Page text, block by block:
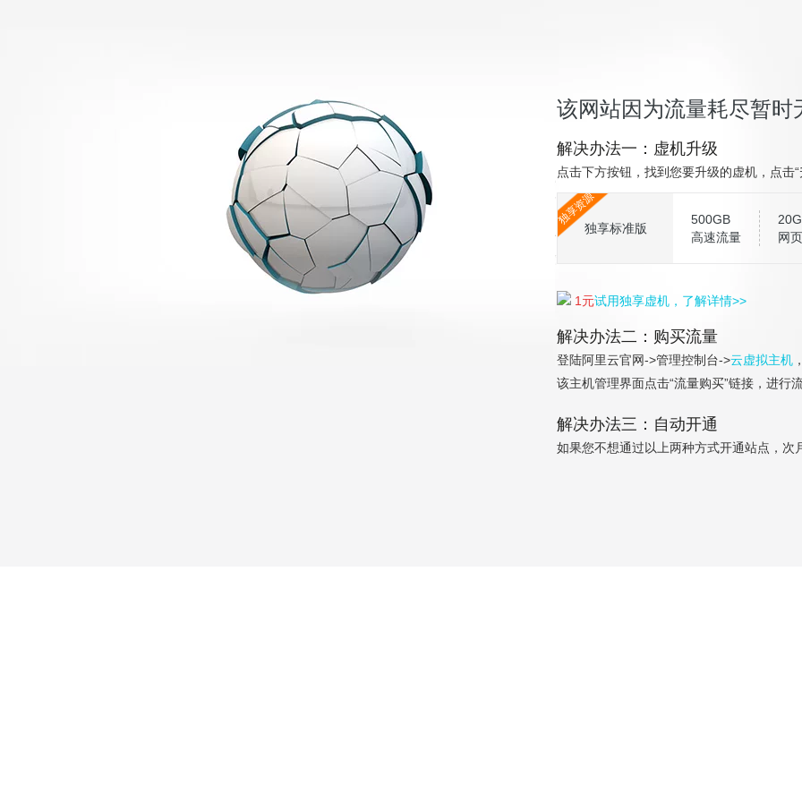
该网站因为流量耗尽暂时
解决办法一：虚机升级
点击下方按钮，找到您要升级的虚机，点击
独享资源
独享标准版
500GB
高速流量
网
1元试用独享虚机，了解详情>>
解决办法二：购买流量
登陆阿里云官网->管理控制台->云虚拟主机
该主机管理界面点击“流量购买”链接，进行
解决办法三：自动开通
如果您不想通过以上两种方式开通站点，次